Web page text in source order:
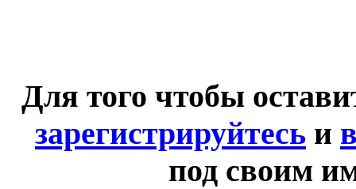
Для того чтобы
зарегистрируйтесь и
под своим